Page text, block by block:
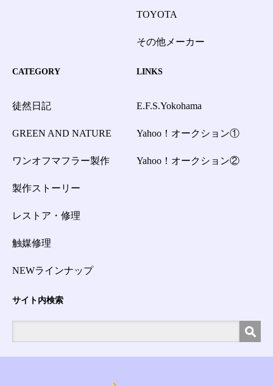
TOYOTA
その他メーカー
CATEGORY
徒然日記
GREEN AND NATURE
ワンオフマフラー製作
製作ストーリー
レストア・修理
触媒修理
NEWラインナップ
LINKS
E.F.S.Yokohama
Yahoo！オークション①
Yahoo！オークション②
サイト内検索